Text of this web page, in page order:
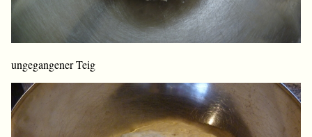
ungegangener Teig